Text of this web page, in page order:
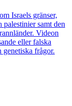
Israels gränser,
palestinier samt den
Videon
eller falska
genetiska frågor.